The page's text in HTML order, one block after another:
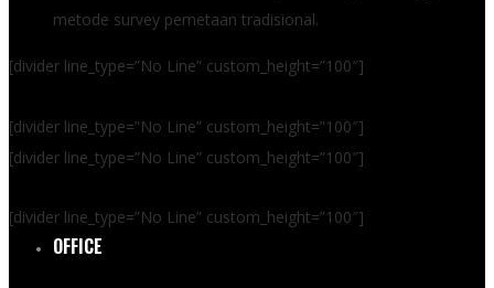
metode survey pemetaan tradisional.
[divider line_type=”No Line” custom_height=”100″]
[divider line_type=”No Line” custom_height=”100″]
[divider line_type=”No Line” custom_height=”100″]
[divider line_type=”No Line” custom_height=”100″]
OFFICE